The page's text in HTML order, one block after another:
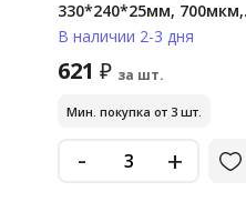
330*240*25мм, 700мкм,
черная, на резинке, c
В наличии 2-3 дня
621 ₽ за шт.
Мин. покупка от 3 шт.
- +